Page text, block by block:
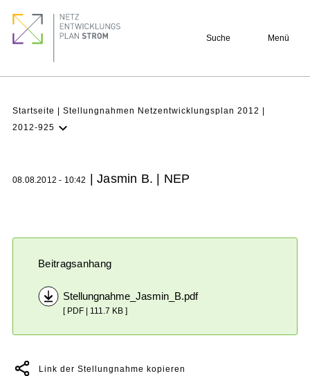
zum
Inhalt
Suche Menü
Pfadnavigation
Startseite
Stellungnahmen Netzentwicklungsplan 2012
2012-925
Verstehen
08.08.2012 - 10:42 | Jasmin B. | NEP
Beitragsanhang
Stellungnahme_Jasmin_B.pdf
[ PDF | 111.7 KB ]
Link der Stellungnahme kopieren
quick
links